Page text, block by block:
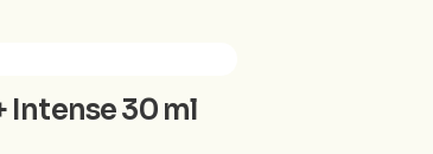
Intense 30 ml